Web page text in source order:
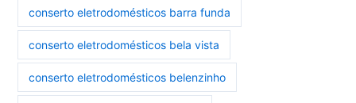
conserto eletrodomésticos barra funda
conserto eletrodomésticos bela vista
conserto eletrodomésticos belenzinho